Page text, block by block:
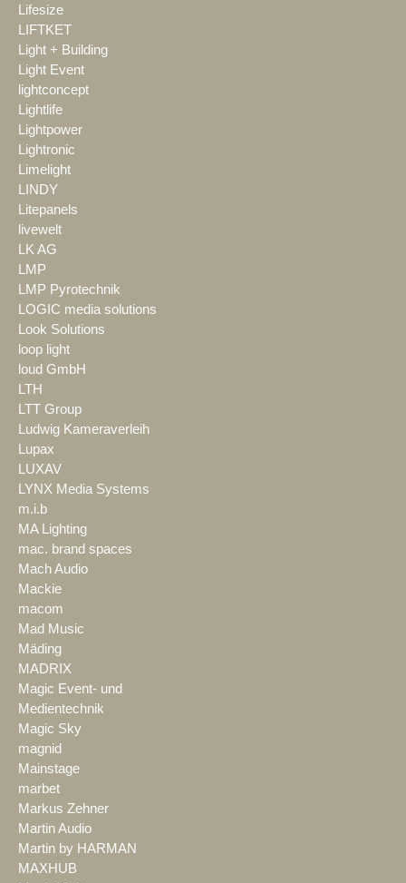
Lifesize
LIFTKET
Light + Building
Light Event
lightconcept
Lightlife
Lightpower
Lightronic
Limelight
LINDY
Litepanels
livewelt
LK AG
LMP
LMP Pyrotechnik
LOGIC media solutions
Look Solutions
loop light
loud GmbH
LTH
LTT Group
Ludwig Kameraverleih
Lupax
LUXAV
LYNX Media Systems
m.i.b
MA Lighting
mac. brand spaces
Mach Audio
Mackie
macom
Mad Music
Mäding
MADRIX
Magic Event- und
Medientechnik
Magic Sky
magnid
Mainstage
marbet
Markus Zehner
Martin Audio
Martin by HARMAN
MAXHUB